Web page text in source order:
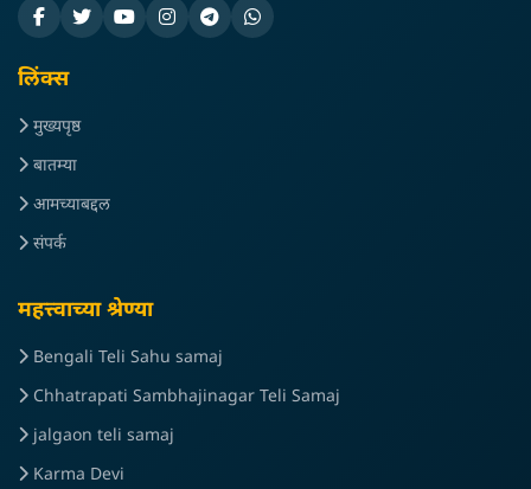
लिंक्स
मुख्यपृष्ठ
बातम्या
आमच्याबद्दल
संपर्क
महत्त्वाच्या श्रेण्या
Bengali Teli Sahu samaj
Chhatrapati Sambhajinagar Teli Samaj
jalgaon teli samaj
Karma Devi